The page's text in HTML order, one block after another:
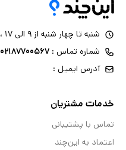
شنبه تا چهار شنبه از ۹ الی ۱۷ ، پنج شنبه ۹ الی ۱۳
شماره تماس : ۰۲۱۸۷۷۰۰۵۶۷
آدرس ایمیل :
خدمات مشتریان
تماس با پشتیبانی
اعتماد به این‌چند